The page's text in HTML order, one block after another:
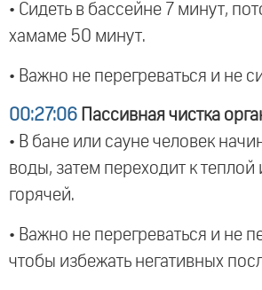
• Сидеть в бассейне 7 минут,
хамаме 50 минут.
• Важно не перегреваться и не
00:27:06 Пассивная чистка
• В бане или сауне человек
воды, затем переходит к теплой
горячей.
• Важно не перегреваться и не
чтобы избежать негативных